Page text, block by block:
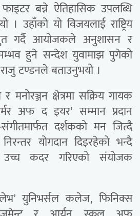
बन्ने ऐतिहासिक उपलब्धि
। उहाँको यो विजयलाई राष्ट्रिय
गर्दै आयोजकले अनुशासन र
सम्भव हुने सन्देश युवामाझ पुगेको
टण्डनले बताउनुभयो ।
मनोरञ्जन क्षेत्रमा सक्रिय गायक
अफ द इयर’ सम्मान प्रदान
दर्शकको मन जित्दै
योगदान दिइरहेको भन्दै
उच्च कदर गरिएको संयोजक
युनिभर्सल कलेज, फिनिक्स